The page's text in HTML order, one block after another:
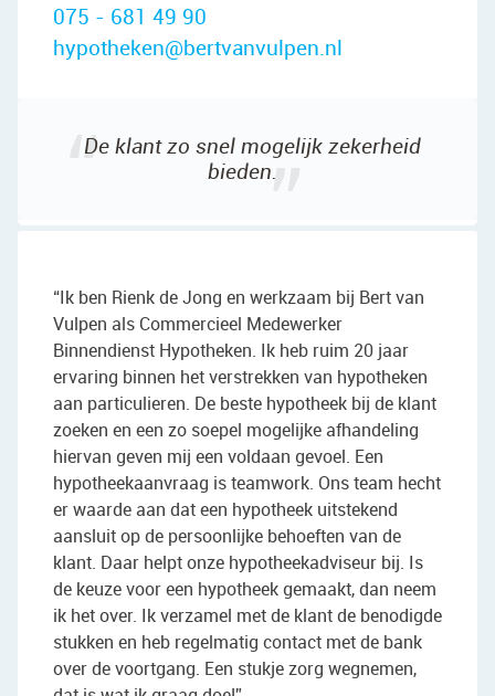
075 - 681 49 90
hypotheken@bertvanvulpen.nl
De klant zo snel mogelijk zekerheid
bieden.
“Ik ben Rienk de Jong en werkzaam bij Bert van
Vulpen als Commercieel Medewerker
Binnendienst Hypotheken. Ik heb ruim 20 jaar
ervaring binnen het verstrekken van hypotheken
aan particulieren. De beste hypotheek bij de klant
zoeken en een zo soepel mogelijke afhandeling
hiervan geven mij een voldaan gevoel. Een
hypotheekaanvraag is teamwork. Ons team hecht
er waarde aan dat een hypotheek uitstekend
aansluit op de persoonlijke behoeften van de
klant. Daar helpt onze hypotheekadviseur bij. Is
de keuze voor een hypotheek gemaakt, dan neem
ik het over. Ik verzamel met de klant de benodigde
stukken en heb regelmatig contact met de bank
over de voortgang. Een stukje zorg wegnemen,